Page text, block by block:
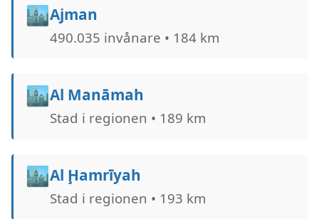
🏙️Ajman
490.035 invånare • 184 km
🏙️Al Manāmah
Stad i regionen • 189 km
🏙️Al Ḩamrīyah
Stad i regionen • 193 km